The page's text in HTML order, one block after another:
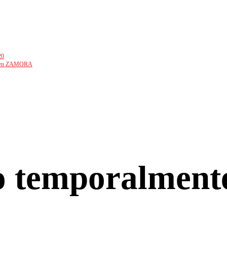
ZAMORA